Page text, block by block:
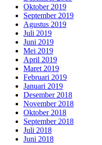
Oktober 2019
September 2019
Agustus 2019
Juli 2019
Juni 2019
Mei 2019
April 2019
Maret 2019
Februari 2019
Januari 2019
Desember 2018
November 2018
Oktober 2018
September 2018
Juli 2018
Juni 2018